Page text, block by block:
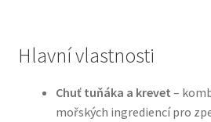
přírodními složkami
Happy Dog — Německá kvalita
Hlavní vlastnosti
Chuť tuňáka a krevet –
mořských ingrediencí pro